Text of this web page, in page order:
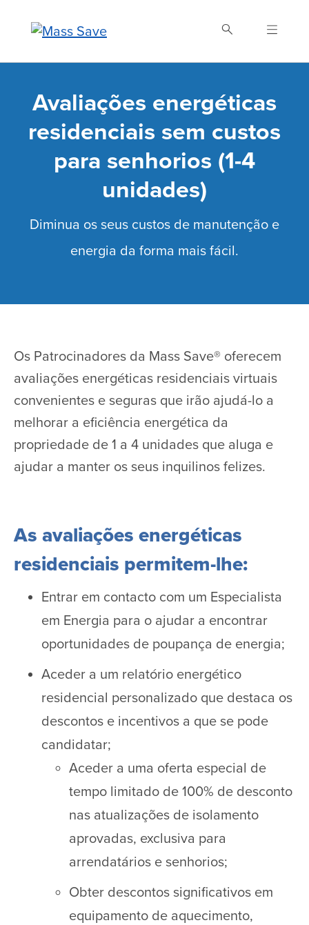
content
Buscar Mass Save
Avaliações energéticas
residenciais sem custos
para senhorios (1-4
unidades)
Diminua os seus custos de manutenção e
energia da forma mais fácil.
Os Patrocinadores da Mass Save® oferecem
avaliações energéticas residenciais virtuais
convenientes e seguras que irão ajudá-lo a
melhorar a eficiência energética da
propriedade de 1 a 4 unidades que aluga e
ajudar a manter os seus inquilinos felizes.
As avaliações energéticas
residenciais permitem-lhe:
Entrar em contacto com um Especialista
em Energia para o ajudar a encontrar
oportunidades de poupança de energia;
Aceder a um relatório energético
residencial personalizado que destaca os
descontos e incentivos a que se pode
candidatar;
Aceder a uma oferta especial de
tempo limitado de 100% de desconto
nas atualizações de isolamento
aprovadas, exclusiva para
arrendatários e senhorios;
Obter descontos significativos em
equipamento de aquecimento,